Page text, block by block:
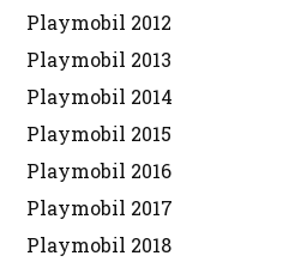
Playmobil 2012
Playmobil 2013
Playmobil 2014
Playmobil 2015
Playmobil 2016
Playmobil 2017
Playmobil 2018